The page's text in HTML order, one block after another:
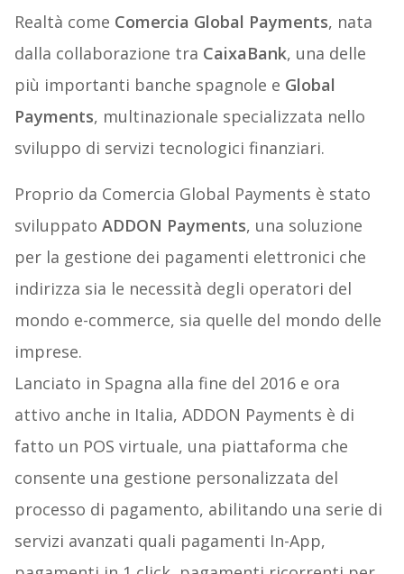
Realtà come Comercia Global Payments, nata
dalla collaborazione tra CaixaBank, una delle
più importanti banche spagnole e Global
Payments, multinazionale specializzata nello
sviluppo di servizi tecnologici finanziari.
Proprio da Comercia Global Payments è stato
sviluppato ADDON Payments, una soluzione
per la gestione dei pagamenti elettronici che
indirizza sia le necessità degli operatori del
mondo e-commerce, sia quelle del mondo delle
imprese.
Lanciato in Spagna alla fine del 2016 e ora
attivo anche in Italia, ADDON Payments è di
fatto un POS virtuale, una piattaforma che
consente una gestione personalizzata del
processo di pagamento, abilitando una serie di
servizi avanzati quali pagamenti In-App,